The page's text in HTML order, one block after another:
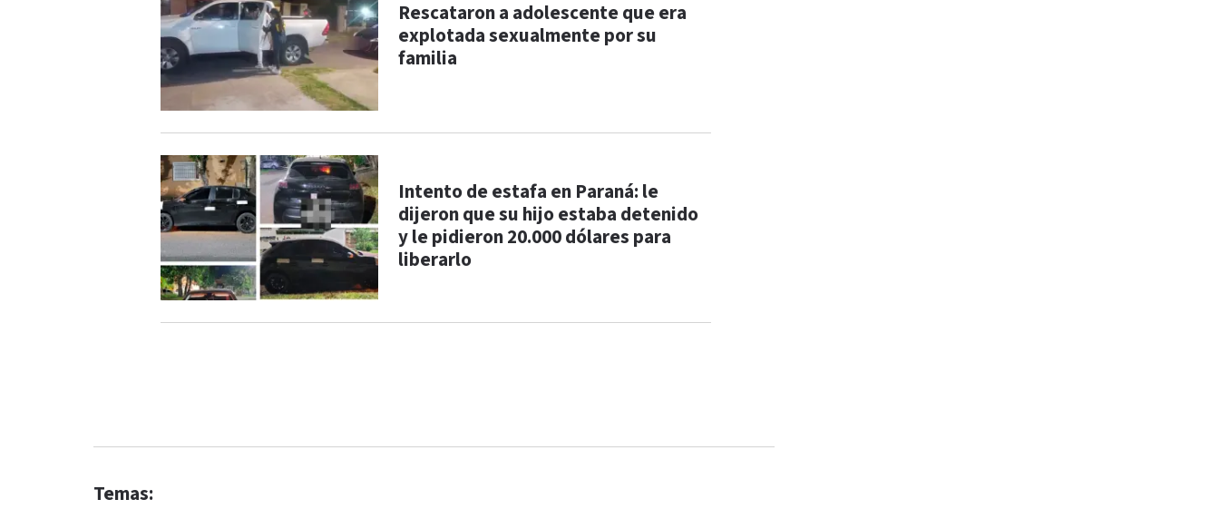
Rescataron a adolescente que era
explotada sexualmente por su
familia
Intento de estafa en Paraná: le
dijeron que su hijo estaba detenido
y le pidieron 20.000 dólares para
liberarlo
Temas: